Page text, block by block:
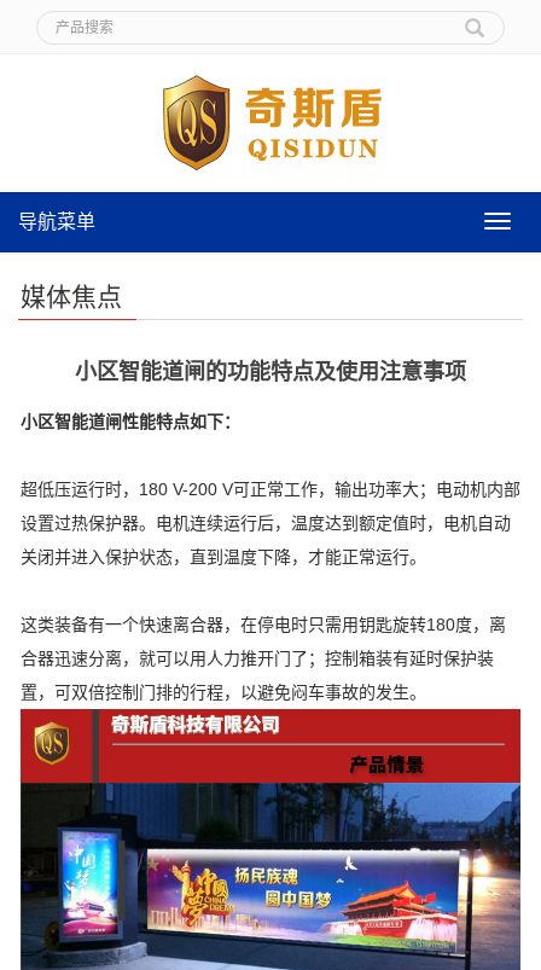
导
导航菜单
媒体焦点
小区智能道闸的功能特点及使用注意事项
小区智能道闸性能特点如下：
超低压运行时，180 V-200 V可正常工作，输出功率大；电动机内部
设置过热保护器。电机连续运行后，温度达到额定值时，电机自动
关闭并进入保护状态，直到温度下降，才能正常运行。
这类装备有一个快速离合器，在停电时只需用钥匙旋转180度，离
合器迅速分离，就可以用人力推开门了；控制箱装有延时保护装
置，可双倍控制门排的行程，以避免闷车事故的发生。